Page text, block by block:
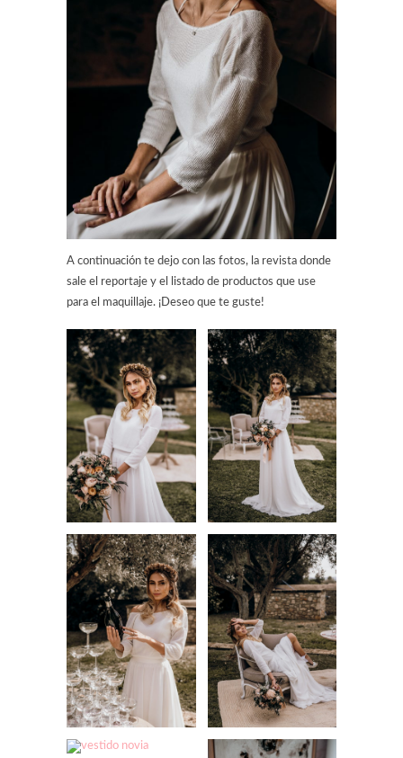
A continuación te dejo con las fotos, la revista donde
sale el reportaje y el listado de productos que use
para el maquillaje. ¡Deseo que te guste!